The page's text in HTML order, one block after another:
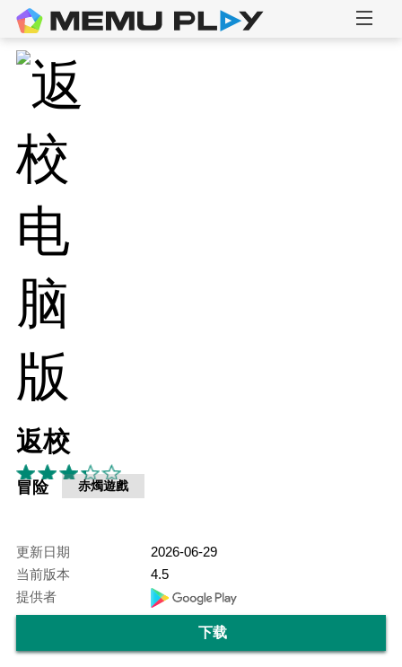
返校
冒险 赤燭遊戲
更新日期
2026-06-29
当前版本
4.5
提供者
下载